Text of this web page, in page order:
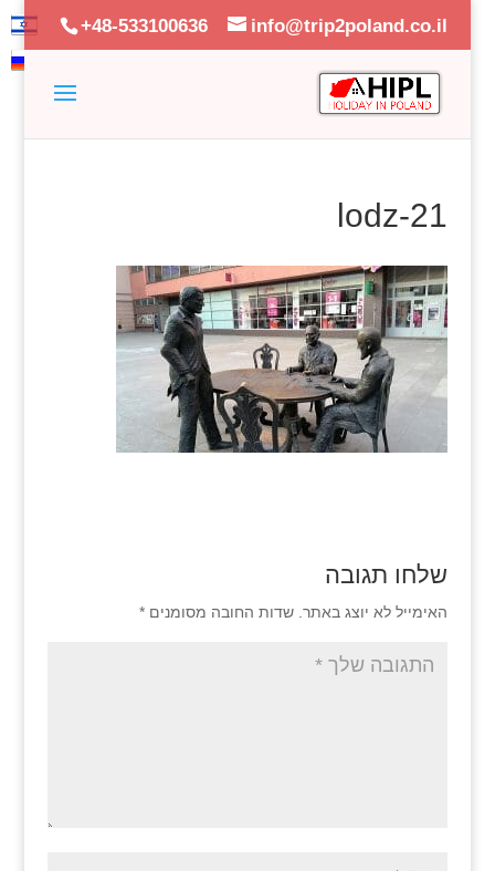
+48-533100636 info@trip2poland.co.il
lodz-21
שלחו תגובה
האימייל לא יוצג באתר. שדות החובה מסומנים *